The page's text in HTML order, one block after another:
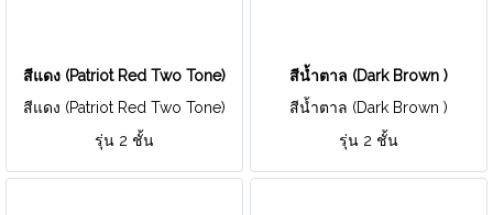
สีแดง (Patriot Red Two Tone)
สีแดง (Patriot Red Two Tone)
รุ่น 2 ชั้น
สีน้ำตาล (Dark Brown )
สีน้ำตาล (Dark Brown )
รุ่น 2 ชั้น